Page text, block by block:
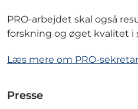
PRO-arbejdet skal også
forskning og øget kvalitet
Læs mere om PRO-
Presse